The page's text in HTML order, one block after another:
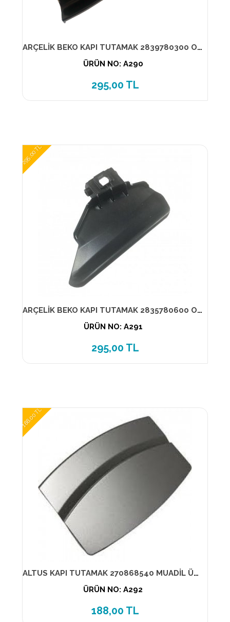
ARÇELİK BEKO KAPI TUTAMAK 2839780300 ORİJİNAL ÜRÜN
ÜRÜN NO: A290
295,00 TL
295,00 TL
ARÇELİK BEKO KAPI TUTAMAK 2835780600 ORİJİNAL ÜRÜN
ÜRÜN NO: A291
295,00 TL
188,00 TL
ALTUS KAPI TUTAMAK 270868540 MUADİL ÜRÜN
ÜRÜN NO: A292
188,00 TL